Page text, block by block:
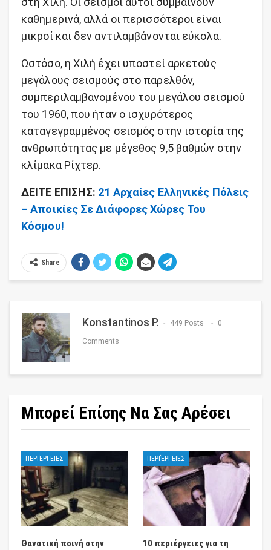
καθημερινά, αλλά οι περισσότεροι είναι
μικροί και δεν αντιλαμβάνονται εύκολα.
Ωστόσο, η Χιλή έχει υποστεί αρκετούς
μεγάλους σεισμούς στο παρελθόν,
συμπεριλαμβανομένου του μεγάλου σεισμού
του 1960, που ήταν ο ισχυρότερος
καταγεγραμμένος σεισμός στην ιστορία της
ανθρωπότητας με μέγεθος 9,5 βαθμών στην
κλίμακα Ρίχτερ.
ΔΕΙΤΕ ΕΠΙΣΗΣ: 21 Αρχαίες Ελληνικές Πόλεις
– Αποικίες Σε Διάφορες Χώρες Του
Κόσμου!
Share
Konstantinos P. 449 Posts 0
Comments
Μπορεί Επίσης Να Σας Αρέσει
ΠΕΡΙΈΡΓΕΙΕΣ
Θανατική ποινή στην
ΠΕΡΙΈΡΓΕΙΕΣ
10 περιέργειες για τη